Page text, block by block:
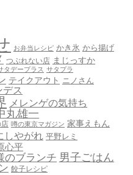
お弁当レシピ かき氷 から揚げ
つぶれない店 まじっすか
タデープラス サタプラ
テイクアウト ニノさん
デス
メレンゲの気持ち
丸雄一
噂の東京マガジン 家事えもん
しやがれ 平野レミ
心平
のブランチ 男子ごはん
餃子レシピ